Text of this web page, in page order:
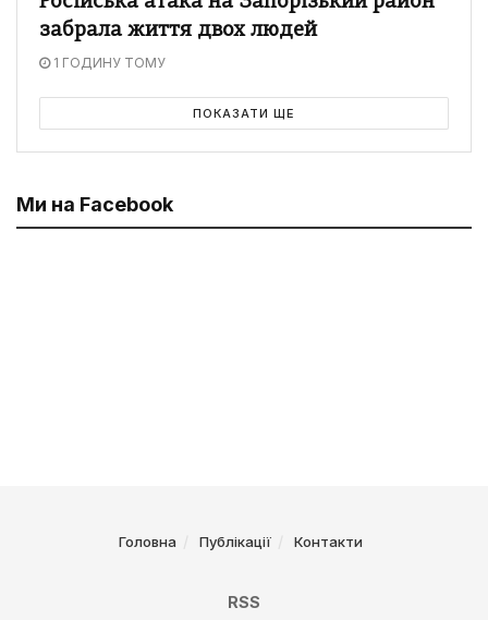
забрала життя двох людей
1 ГОДИНУ ТОМУ
ПОКАЗАТИ ЩЕ
Ми на Facebook
Головна Публікації Контакти
RSS